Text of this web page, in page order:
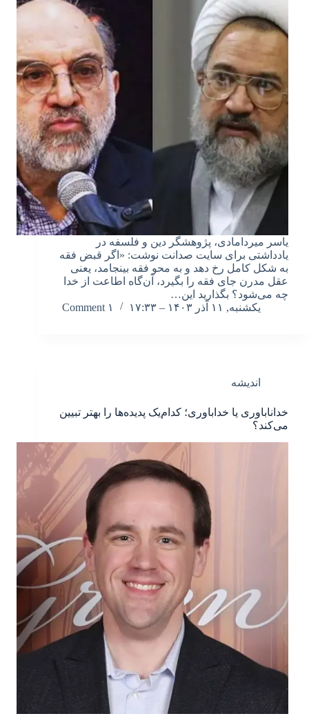
یاسر میردامادی، پژوهشگر دین و فلسفه در
یادداشتی برای سایت صدانت نوشت: «اگر قبض فقه
به شکل کامل رخ دهد و به محو فقه بینجامد، یعنی
عقل مدرن جای فقه را بگیرد، آن‌گاه اطاعت از خدا
چه می‌شود؟ بگذارید این…
یکشنبه, ۱۱ آذر ۱۴۰۳ – ۱۷:۳۳
۱ Comment
اندیشه
خداناباوری یا خداباوری؛ کدام‌یک پدیده‌ها را بهتر تبیین
می‌کند؟